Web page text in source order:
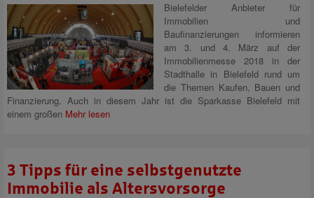
Bielefelder Anbieter für
Immobilien und
Baufinanzierungen informieren
am 3. und 4. März auf der
Immobilienmesse 2018 in der
Stadthalle in Bielefeld rund um
die Themen Kaufen, Bauen und
Finanzierung. Auch in diesem Jahr ist die Sparkasse Bielefeld mit
einem großen Mehr lesen
3 Tipps für eine selbstgenutzte
Immobilie als Altersvorsorge